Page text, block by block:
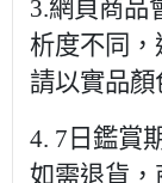
3.網頁商品
析度不同，
請以實品顏
4. 7日鑑賞
如需退貨